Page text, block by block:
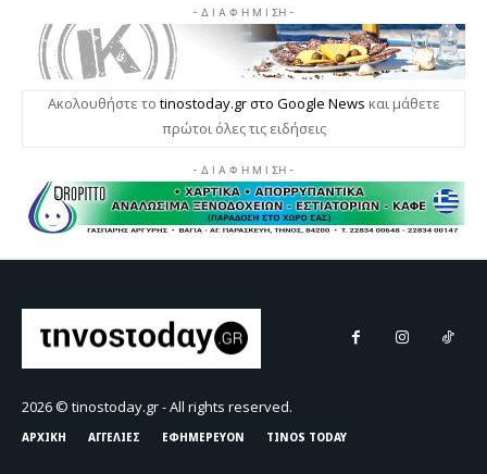
2026 © tinostoday.gr - All rights reserved.
ΑΡΧΙΚΗ ΑΓΓΕΛΙΕΣ ΕΦΗΜΕΡΕΥΟΝ TINOS TODAY